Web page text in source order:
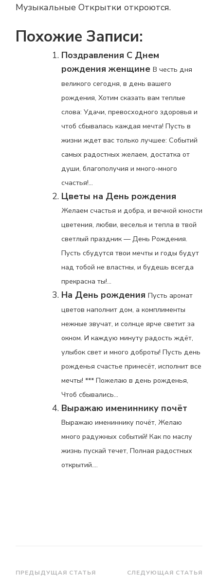
Музыкальные Открытки откроются.
Похожие Записи:
Поздравления С Днем
рождения женщине В честь дня
великого сегодня, в день вашего
рождения, Хотим сказать вам теплые
слова: Удачи, превосходного здоровья и
чтоб сбывалась каждая мечта! Пусть в
жизни ждет вас только лучшее: Событий
самых радостных желаем, достатка от
души, благополучия и много-много
счастья!...
Цветы на День рождения
Желаем счастья и добра, и вечной юности
цветения, любви, веселья и тепла в твой
светлый праздник — День Рождения.
Пусть сбудутся твои мечты и годы будут
над тобой не властны, и будешь всегда
прекрасна ты!...
На День рождения Пусть аромат
цветов наполнит дом, а комплименты
нежные звучат, и солнце ярче светит за
окном. И каждую минуту радость ждёт,
улыбок свет и много доброты! Пусть день
рожденья счастье принесёт, исполнит все
мечты! *** Пожелаю в день рожденья,
Чтоб сбывались...
Выражаю имениннику почёт
Выражаю имениннику почёт, Желаю
много радужных событий! Как по маслу
жизнь пускай течет, Полная радостных
открытий....
ПРЕДЫДУЩАЯ СТАТЬЯ СЛЕДУЮЩАЯ СТАТЬЯ